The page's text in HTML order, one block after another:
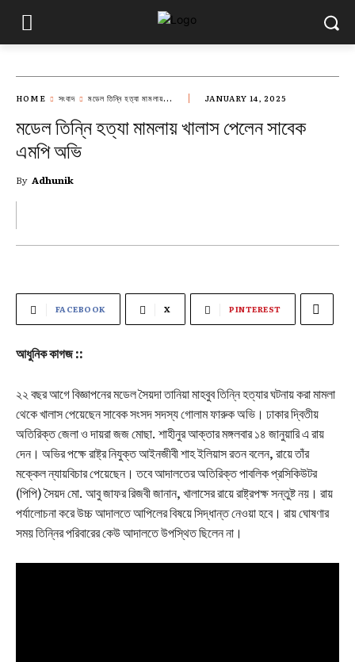
HOME সংবাদ মডেল তিন্নি হত্যা মামলায়... JANUARY 14, 2025
মডেল তিন্নি হত্যা মামলায় খালাস পেলেন সাবেক
এমপি অভি
By Adhunik
FACEBOOK X PINTEREST
আধুনিক কাগজ ::
২২ বছর আগে বিজ্ঞাপনের মডেল সৈয়দা তানিয়া মাহবুব তিন্নি হত্যার ঘটনায় করা মামলা
থেকে খালাস পেয়েছেন সাবেক সংসদ সদস্য গোলাম ফারুক অভি। ঢাকার দ্বিতীয়
অতিরিক্ত জেলা ও দায়রা জজ মোছা. শাহীনুর আক্তার মঙ্গলবার ১৪ জানুয়ারি এ রায়
দেন। অভির পক্ষে রাষ্ট্র নিযুক্ত আইনজীবী শাহ ইলিয়াস রতন বলেন, রায়ে তাঁর
মক্কেল ন্যায়বিচার পেয়েছেন। তবে আদালতের অতিরিক্ত পাবলিক প্রসিকিউটর
(পিপি) সৈয়দ মো. আবু জাফর রিজবী জানান, খালাসের রায়ে রাষ্ট্রপক্ষ সন্তুষ্ট নয়। রায়
পর্যালোচনা করে উচ্চ আদালতে আপিলের বিষয়ে সিদ্ধান্ত নেওয়া হবে। রায় ঘোষণার
সময় তিন্নির পরিবারের কেউ আদালতে উপস্থিত ছিলেন না।